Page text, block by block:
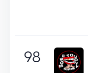
98